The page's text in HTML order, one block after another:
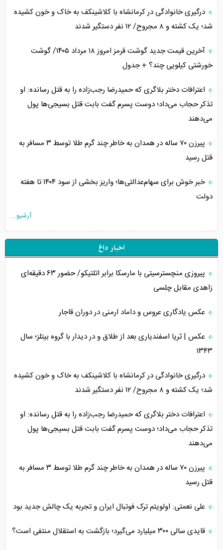
درگیری خانوادگی در کرمانشاه با کلاشینکف به خاک و خون کشیده
شد؛ یک کشته و ۸ مجروح/ ۱۲ نفر دستگیر شدند
آخرین قیمت جدید گوشت قرمز امروز ۱۸ مرداد ۱۴۰۵/ گوشت
خورشتی کیلویی چند؟ + جدول
اعترافات دختر بلاگری که حمیدرضا رجب‌زاده را به قتل رسانده: او
تذکر حجاب می‌داد؛ دوست پسرم گفت بابت قتل بسیجی‌ها پول
می‌دهند
پیرزن ۷۰ ساله در همدان به خاطر چند گرم طلا توسط ۳ مسافر به
قتل رسید
خبر خوش برای سهام‌عدالتی‌ها؛ واریز بخشی از سود ۱۴۰۴ تا هفته
دولت
آرشیو...
اخبار داغ
پیروزی منچسترسیتی با مارسکا برابر اتلتیکو/ حضور ۶۳ دقیقه‌ای
زاهدی مقابل چلسی
عکس یادگاری عروس و داماد ارمنی در دوران قاجار
عکس | ثریا اسفندیاری بعد از طلاق و در دیدار با گروه بیتلز؛ سال
۱۳۴۳
درگیری خانوادگی در کرمانشاه با کلاشینکف به خاک و خون کشیده
شد؛ یک کشته و ۸ مجروح/ ۱۲ نفر دستگیر شدند
اعترافات دختر بلاگری که حمیدرضا رجب‌زاده را به قتل رسانده: او
تذکر حجاب می‌داد؛ دوست پسرم گفت بابت قتل بسیجی‌ها پول
می‌دهند
پیرزن ۷۰ ساله در همدان به خاطر چند گرم طلا توسط ۳ مسافر به
قتل رسید
علی نعمتی: اولویتم ترک فوتبال ایران و تجربه یک چالش جدید بود
قایدی سالی ۳۰۰ میلیارد می‌گیرد؛ بازگشت به استقلال منتفی است؟